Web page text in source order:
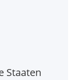
Staaten